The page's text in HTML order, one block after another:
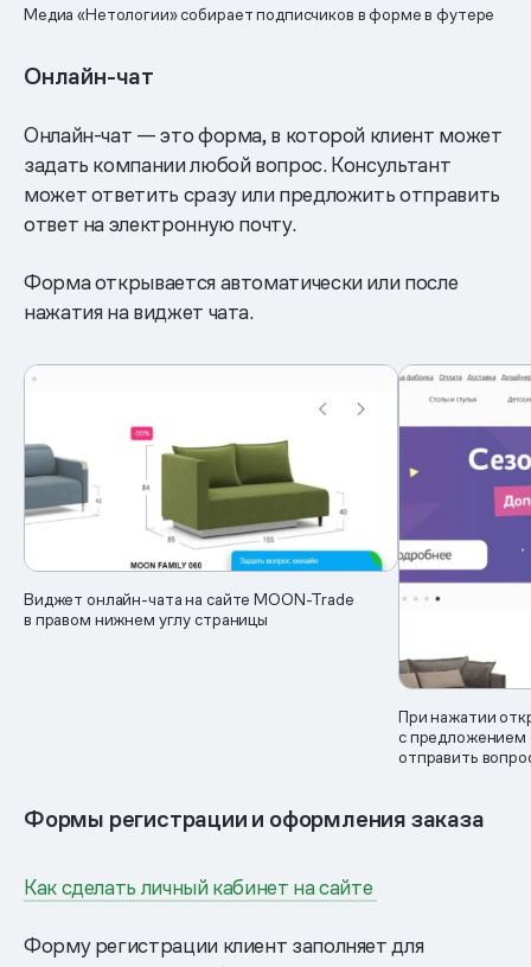
Медиа «Нетологии» собирает подписчиков в форме в футере
Онлайн-чат
Онлайн-чат — это форма, в которой клиент может
задать компании любой вопрос. Консультант
может ответить сразу или предложить отправить
ответ на электронную почту.
Форма открывается автоматически или после
нажатия на виджет чата.
Виджет онлайн-чата на сайте MOON-Trade
в правом нижнем углу страницы
При нажатии
с предложением
отправить
Формы регистрации и оформления заказа
Как сделать личный кабинет на сайте
Форму регистрации клиент заполняет для